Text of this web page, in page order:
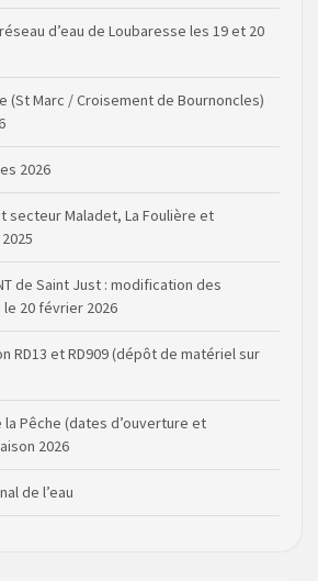
d’eau de Loubaresse les 19 et 20
(St Marc / Croisement de Bournoncles)
2026
secteur Maladet, La Foulière et
de Saint Just : modification des
20 février 2026
RD13 et RD909 (dépôt de matériel sur
Pêche (dates d’ouverture et
2026
de l’eau